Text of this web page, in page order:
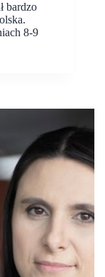
bardzo
8-9